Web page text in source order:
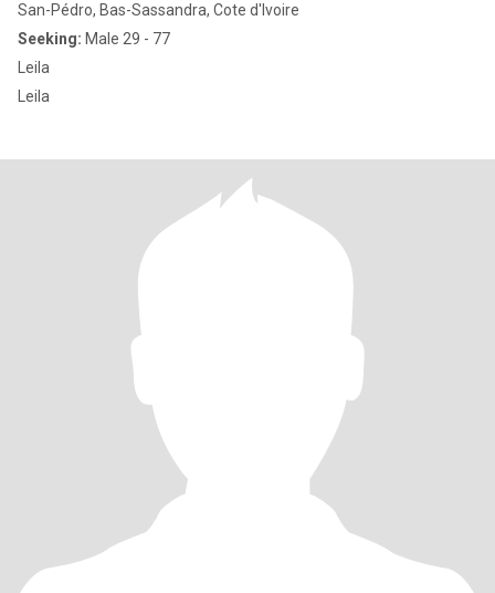
San-Pédro, Bas-Sassandra, Cote d'Ivoire
Seeking: Male 29 - 77
Leila
Leila